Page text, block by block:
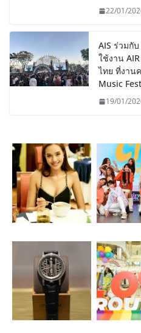
22/01/
AIS ร่วมกั
ใช้งาน
ไทย ที่งาน
Music
19/01/